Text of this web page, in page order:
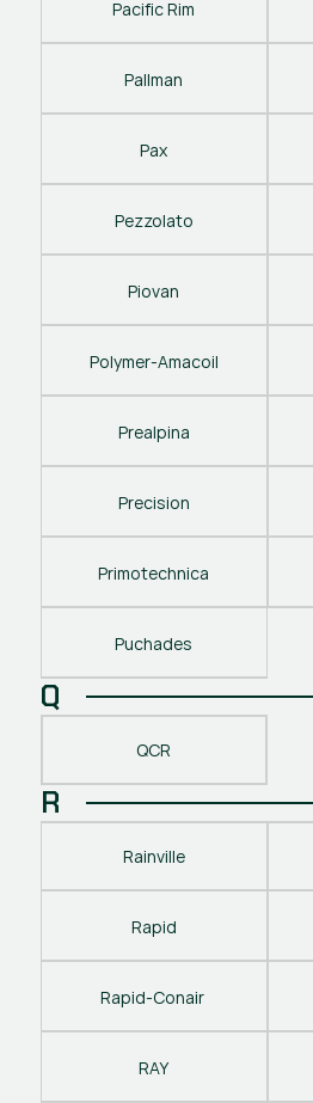
Pacific Rim
Pallman
Pax
Pezzolato
Piovan
Polymer-Amacoil
Prealpina
Precision
Primotechnica
Puchades
Q
QCR
R
Rainville
Rapid
Rapid-Conair
RAY